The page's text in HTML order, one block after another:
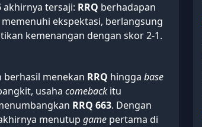
akhirnya tersaji: RRQ berhadapan
ekspektasi, berlangsung
kemenangan dengan skor 2-1.
berhasil menekan RRQ hingga base
usaha comeback itu
RRQ 663. Dengan
menutup game pertama di